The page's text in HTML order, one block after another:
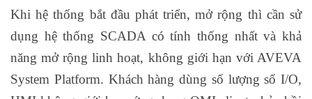
Khi hệ thống bắt đầu phát triển, mở rộng thì cần sử
dụng hệ thống SCADA có tính thống nhất và khả
năng mở rộng linh hoạt, không giới hạn với AVEVA
System Platform. Khách hàng dùng số lượng số I/O,